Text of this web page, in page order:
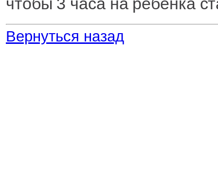
чтобы 3 часа на ребенка
Вернуться назад